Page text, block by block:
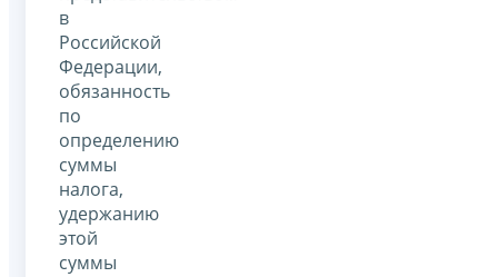
в
Российской
Федерации,
обязанность
по
определению
суммы
налога,
удержанию
этой
суммы